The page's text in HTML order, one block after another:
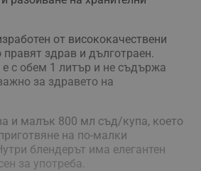
от висококачествени
правят здрав и дълготраен.
с обем 1 литър и не съдържа
за здравето на
и малък 800 мл съд/купа, което
на по-малки
блендерът има елегантен
за употреба.